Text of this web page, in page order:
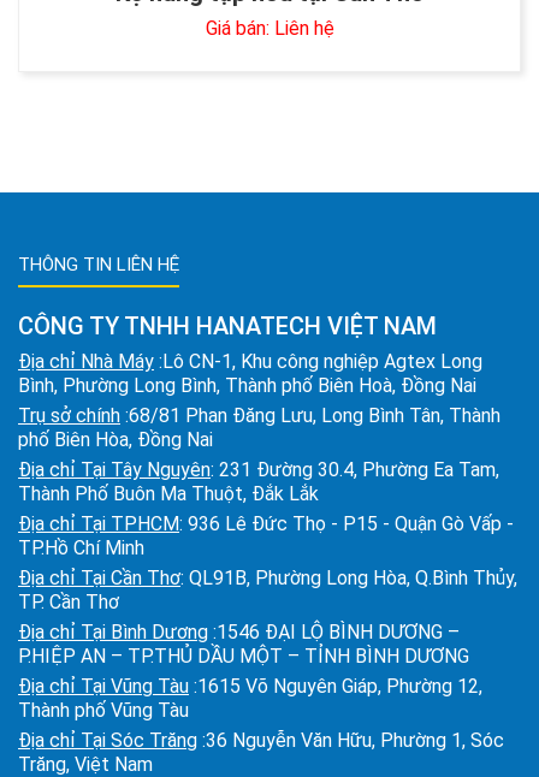
Giá bán: Liên hệ
THÔNG TIN LIÊN HỆ
CÔNG TY TNHH HANATECH VIỆT NAM
Địa chỉ Nhà Máy :Lô CN-1, Khu công nghiệp Agtex Long
Bình, Phường Long Bình, Thành phố Biên Hoà, Đồng Nai
Trụ sở chính :68/81 Phan Đăng Lưu, Long Bình Tân, Thành
phố Biên Hòa, Đồng Nai
Địa chỉ Tại Tây Nguyên: 231 Đường 30.4, Phường Ea Tam,
Thành Phố Buôn Ma Thuột, Đắk Lắk
Địa chỉ Tại TPHCM: 936 Lê Đức Thọ - P15 - Quận Gò Vấp -
TP.Hồ Chí Minh
Địa chỉ Tại Cần Thơ: QL91B, Phường Long Hòa, Q.Bình Thủy,
TP. Cần Thơ
Địa chỉ Tại Bình Dương :1546 ĐẠI LỘ BÌNH DƯƠNG –
P.HIỆP AN – TP.THỦ DẦU MỘT – TỈNH BÌNH DƯƠNG
Địa chỉ Tại Vũng Tàu :1615 Võ Nguyên Giáp, Phường 12,
Thành phố Vũng Tàu
Địa chỉ Tại Sóc Trăng :36 Nguyễn Văn Hữu, Phường 1, Sóc
Trăng, Việt Nam